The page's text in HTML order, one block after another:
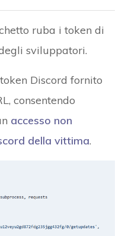
ruba i token di
sviluppatori.
Discord fornito
consentendo
accesso non
della vittima.